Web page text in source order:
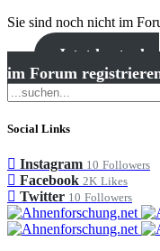
Sie sind noch nicht im
Jetzt kostenlos
im Forum
Social Links
Instagram 10 Followers
Facebook 2K Likes
Twitter 10 Followers